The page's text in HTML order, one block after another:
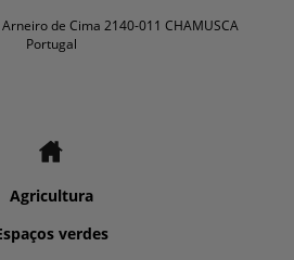
de Cima 2140-011 CHAMUSCA
Portugal
Agricultura
verdes